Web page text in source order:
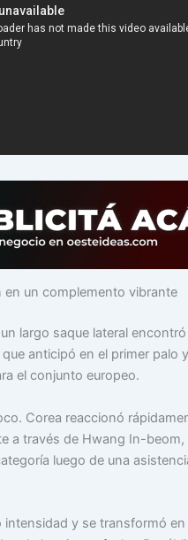
en un complemento vibrante
largo saque lateral
anticipó en el primer palo
el conjunto europeo.
Corea reaccionó
a través de Hwang In-beom,
luego de una
intensidad y se transformó